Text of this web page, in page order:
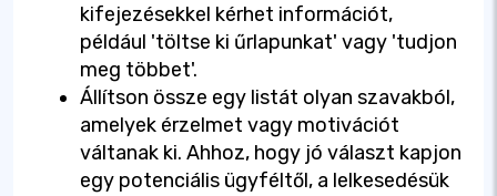
kifejezésekkel kérhet információt,
például 'töltse ki űrlapunkat' vagy 'tudjon
meg többet'.
Állítson össze egy listát olyan szavakból,
amelyek érzelmet vagy motivációt
váltanak ki. Ahhoz, hogy jó választ kapjon
egy potenciális ügyféltől, a lelkesedésük